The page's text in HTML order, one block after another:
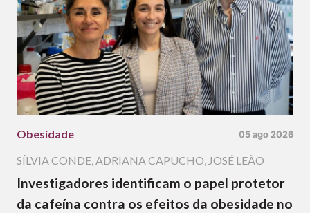
Obesidade 05 ago 2026
SÍLVIA CONDE,ADRIANA CAPUCHO, JOSÉ LEÃO
Investigadores identificam o papel protetor
da cafeína contra os efeitos da obesidade no